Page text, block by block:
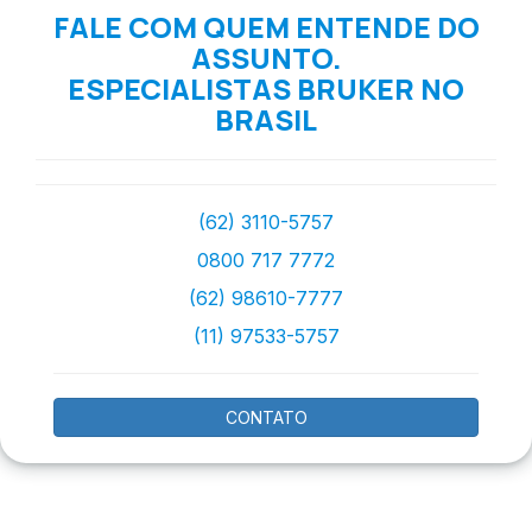
FALE COM QUEM ENTENDE DO
ASSUNTO.
ESPECIALISTAS BRUKER NO
BRASIL
(62) 3110-5757
0800 717 7772
(62) 98610-7777
(11) 97533-5757
CONTATO